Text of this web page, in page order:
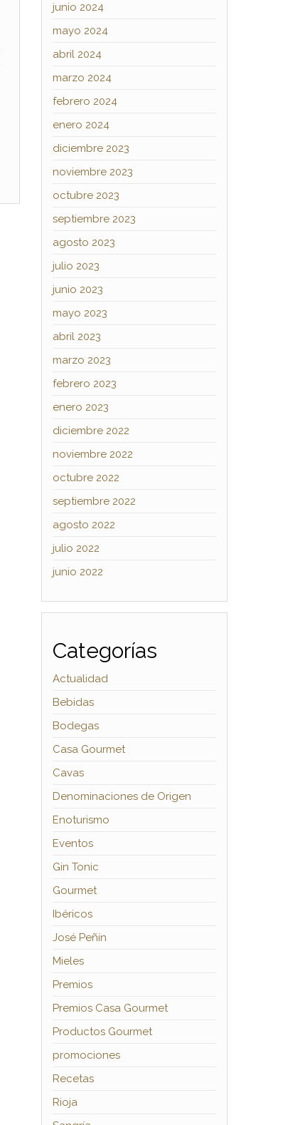
junio 2024
mayo 2024
abril 2024
marzo 2024
febrero 2024
enero 2024
diciembre 2023
noviembre 2023
octubre 2023
septiembre 2023
agosto 2023
julio 2023
junio 2023
mayo 2023
abril 2023
marzo 2023
febrero 2023
enero 2023
diciembre 2022
noviembre 2022
octubre 2022
septiembre 2022
agosto 2022
julio 2022
junio 2022
Categorías
Actualidad
Bebidas
Bodegas
Casa Gourmet
Cavas
Denominaciones de Origen
Enoturismo
Eventos
Gin Tonic
Gourmet
Ibéricos
José Peñín
Mieles
Premios
Premios Casa Gourmet
Productos Gourmet
promociones
Recetas
Rioja